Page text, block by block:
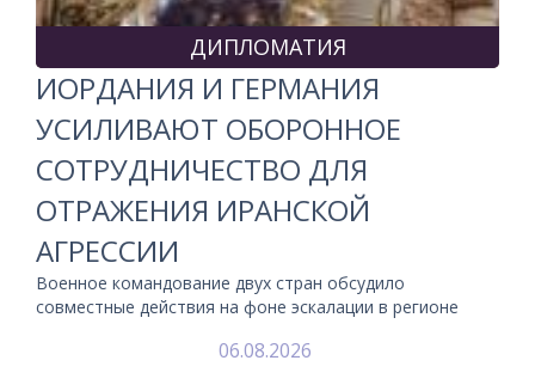
ДИПЛОМАТИЯ
ИОРДАНИЯ И ГЕРМАНИЯ
УСИЛИВАЮТ ОБОРОННОЕ
СОТРУДНИЧЕСТВО ДЛЯ
ОТРАЖЕНИЯ ИРАНСКОЙ
АГРЕССИИ
Военное командование двух стран обсудило
совместные действия на фоне эскалации в регионе
06.08.2026